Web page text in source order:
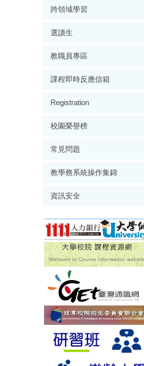
跨領域學習
選讀生
教職員專區
課程即時反應信箱
Registration
校園榮譽榜
常見問題
教學務系統操作集錦
資訊安全